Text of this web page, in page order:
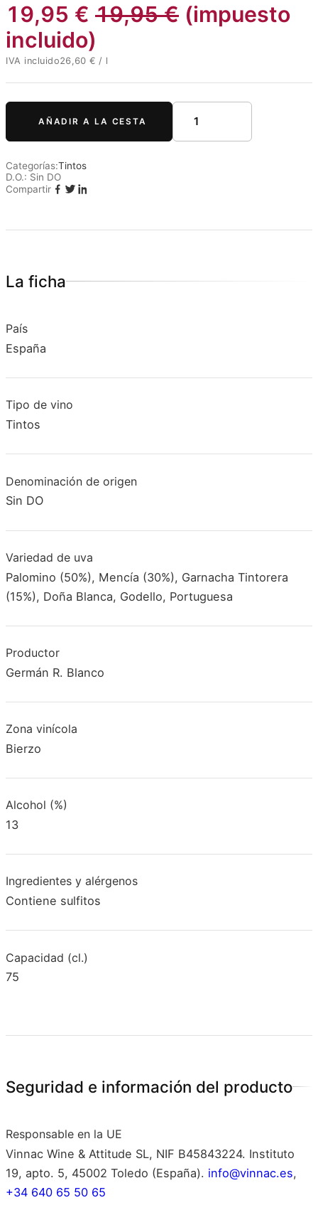
19,95 € 19,95€ (impuesto
incluido)
IVA incluido26,60 € / l
AÑADIR A LA CESTA
Categorías:Tintos
D.O.: Sin DO
Compartir
La ficha
País
España
Tipo de vino
Tintos
Denominación de origen
Sin DO
Variedad de uva
Palomino (50%), Mencía (30%), Garnacha Tintorera
(15%), Doña Blanca, Godello, Portuguesa
Productor
Germán R. Blanco
Zona vinícola
Bierzo
Alcohol (%)
13
Ingredientes y alérgenos
Contiene sulfitos
Capacidad (cl.)
75
Seguridad e información del producto
Responsable en la UE
Vinnac Wine & Attitude SL, NIF B45843224. Instituto
19, apto. 5, 45002 Toledo (España). info@vinnac.es,
+34 640 65 50 65